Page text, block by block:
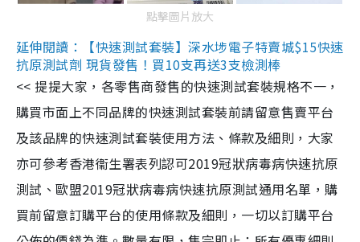
點擊圖片放大
延伸閱讀：【快速測試套裝】深水埗電子特賣城$15快速
抗原測試劑 現貨發售！買10支再送3支檢測棒
<< 提提大家，各零售商發售的快速測試套裝規格不一，
購買市面上不同品牌的快速測試套裝前請留意售賣平台
及該品牌的快速測試套裝使用方法、條款及細則，大家
亦可參考香港衞生署表列認可2019冠狀病毒病快速抗原
測試、歐盟2019冠狀病毒病快速抗原測試通用名單，購
買前留意訂購平台的使用條款及細則，一切以訂購平台